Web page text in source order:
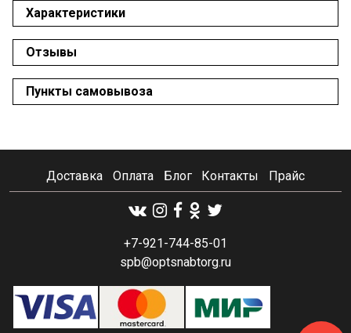
Характеристики
Отзывы
Пункты самовывоза
Доставка Оплата Блог Контакты Прайс
+7-921-744-85-01
spb@optsnabtorg.ru